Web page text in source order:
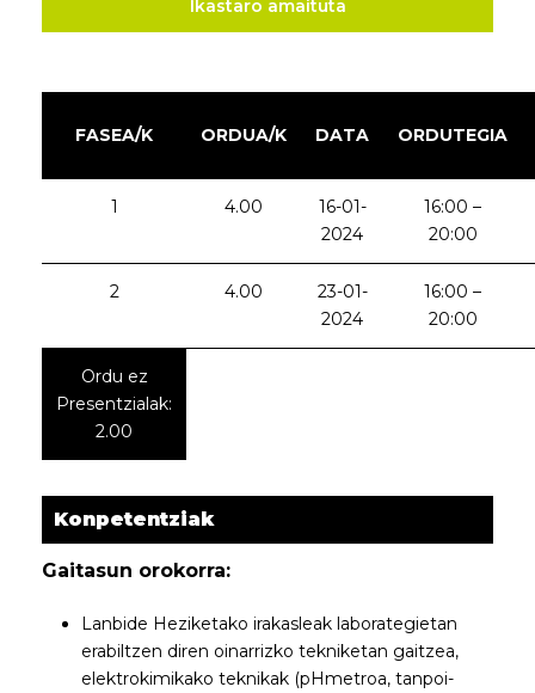
Ikastaro amaituta
FASEA/K ORDUA/K DATA ORDUTEGIA
1 4.00
16-01-
2024
16:00 –
20:00
2 4.00
23-01-
2024
16:00 –
20:00
Ordu ez
Presentzialak:
2.00
Konpetentziak
Gaitasun orokorra:
Lanbide Heziketako irakasleak laborategietan
erabiltzen diren oinarrizko tekniketan gaitzea,
elektrokimikako teknikak (pHmetroa, tanpoi-